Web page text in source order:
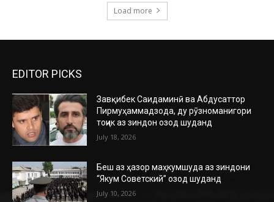
Load more
EDITOR PICKS
Завқибек Саидаминӣ ва Абдусаттор
Пирмуҳаммадзода, ду рӯзноманигори
тоҷик аз зиндон озод шуданд
July 18, 2026
Беш аз ҳазор маҳкумшуда аз зиндони
“Якум Советский” озод шуданд
July 10, 2026